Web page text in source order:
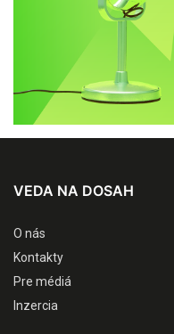
VEDA NA DOSAH
O nás
Kontakty
Pre médiá
Inzercia